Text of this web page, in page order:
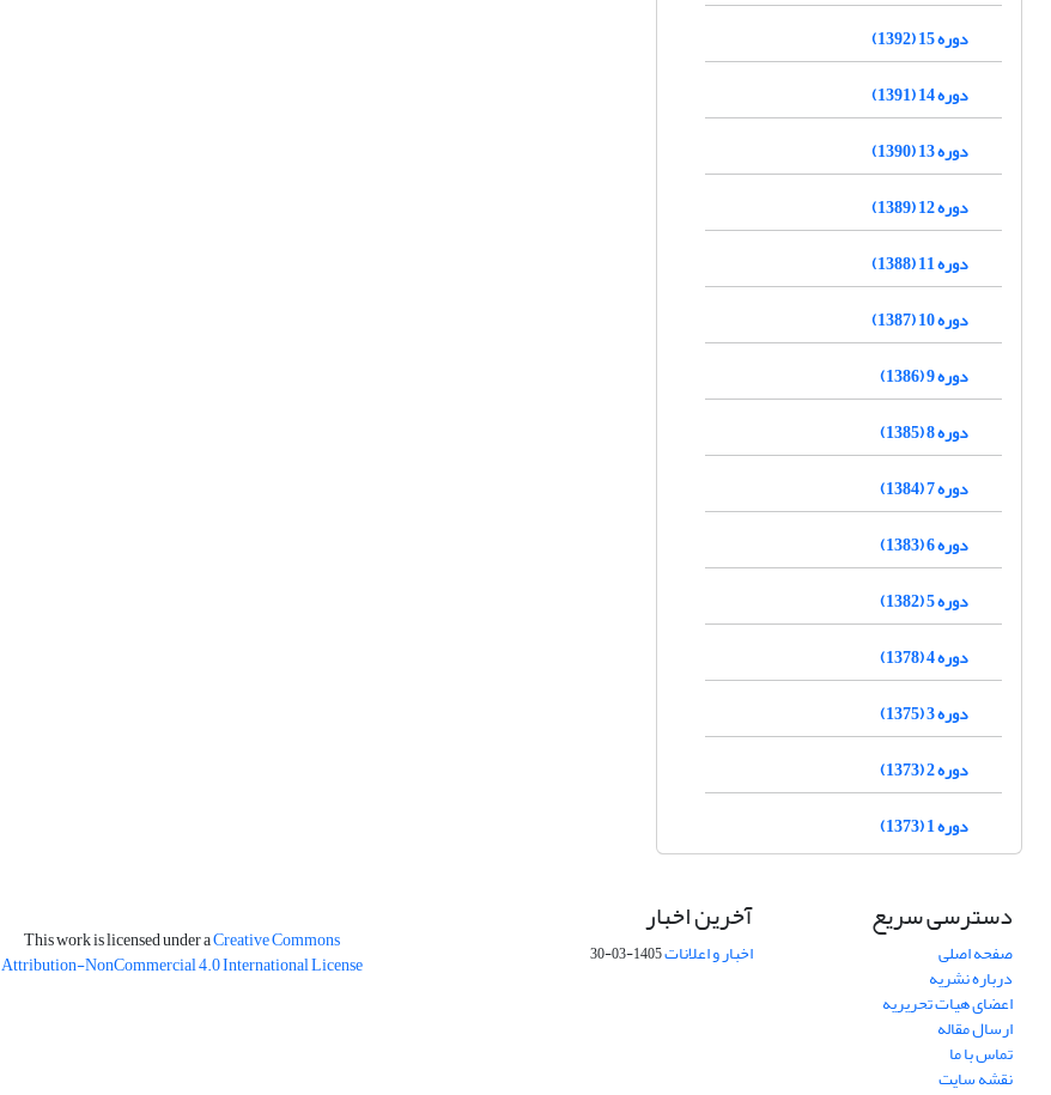
دوره 15 (1392)
دوره 14 (1391)
دوره 13 (1390)
دوره 12 (1389)
دوره 11 (1388)
دوره 10 (1387)
دوره 9 (1386)
دوره 8 (1385)
دوره 7 (1384)
دوره 6 (1383)
دوره 5 (1382)
دوره 4 (1378)
دوره 3 (1375)
دوره 2 (1373)
دوره 1 (1373)
دسترسی سریع
صفحه اصلی
درباره نشریه
اعضای هیات تحریریه
ارسال مقاله
تماس با ما
نقشه سایت
آخرین اخبار
اخبار و اعلانات1405-03-30
This work is licensed under aCreative Commons
Attribution-NonCommercial 4.0 International License